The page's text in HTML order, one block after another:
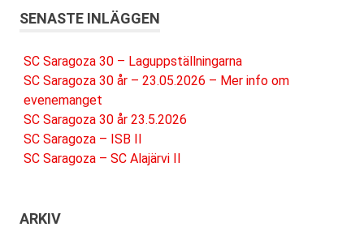
SENASTE INLÄGGEN
SC Saragoza 30 – Laguppställningarna
SC Saragoza 30 år – 23.05.2026 – Mer info om
evenemanget
SC Saragoza 30 år 23.5.2026
SC Saragoza – ISB II
SC Saragoza – SC Alajärvi II
ARKIV